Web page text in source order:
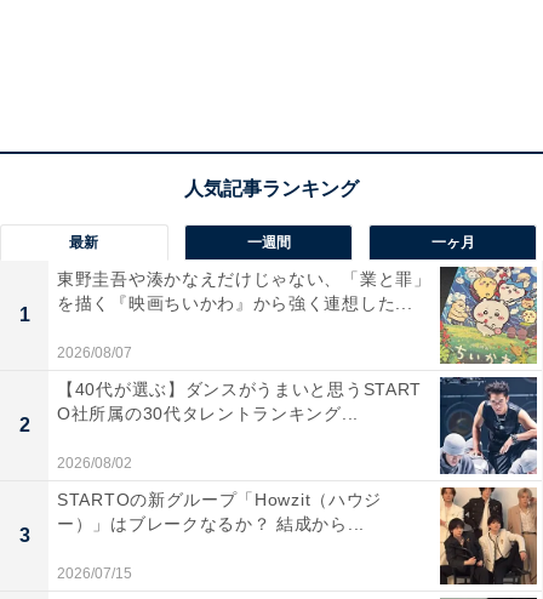
家族と一緒に見る映画に迷っている人、そして何か大き
なことにチャレンジしたい人におすすめなのがこちら。
2017年公開のアニメ映画『SING／シング』の続編です
が、各キャラクターが個性的かつ魅力的ですぐに覚えら
れるので、今回から見ても楽しめるでしょう。
物語は世界的なエンターテインメントの中心地である都
会で、ミュージカルを成功させるために奮闘するという
もの。さまざまな欠点を持ちながらも、それを上回る
「その人だからこそ」の魅力を持つ仲間たちがショーに
最新 一週間 一ヶ月
1
東野圭吾や湊かなえだけじゃない、「業と罪」
を描く『映画ちいかわ』から強く連想した...
2026/08/07
2
【40代が選ぶ】ダンスがうまいと思うSTART
O社所属の30代タレントランキング...
2026/08/02
3
STARTOの新グループ「Howzit（ハウジ
ー）」はブレークなるか？ 結成から...
2026/07/15